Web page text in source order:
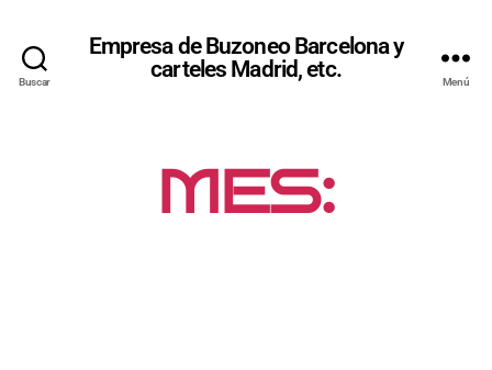
Buscar
Empresa de Buzoneo Barcelona y
carteles Madrid, etc.
Menú
MES: